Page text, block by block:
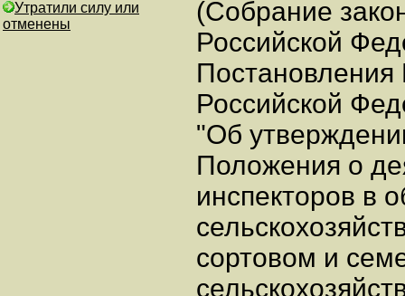
Утратили силу или
отменены
(Собрание
Российской
Постановления
Российской
"Об
Положения о
инспекторов в
сортовом и